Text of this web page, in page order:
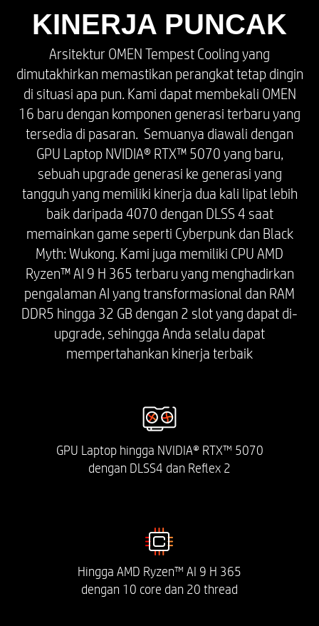
sama. Membutuhkan router nirkabel (dijual
terpisah) yang mendukung saluran 80 MHz dan
yang lebih tinggi.
Wi-Fi 6 (802.11ax) tidak didukung di Belarus
yang mengharuskan pengaturan Wi-Fi
dioptimalkan sesuai dengan persyaratan
peraturan setempat (802.11ac).
*Wi-Fi 6E membutuhkan router Wi-Fi 6E, yang
dijual terpisah, agar dapat berfungsi di
frekuensi 6 GHz. Ketersediaan titik akses
nirkabel publik terbatas. Wi-Fi 6E juga
kompatibel dengan spesifikasi 802.11
sebelumnya. Tersedia juga di negara-negara
yang mendukung 6 GHz.
*Wi-Fi 6E dirancang untuk mendukung
kecepatan data gigabit saat mentransfer file
antara dua perangkat yang terhubung ke router
yang sama. Memerlukan router nirkabel, dijual
terpisah.
*Operasi Bluetooth® 5.4 memerlukan dukungan
Microsoft OS/Chrome OS. Sebelum dukungan
Bluetooth® 5.4 akan berfungsi sebagai
Bluetooth® 5.3 atau lebih rendah.
MEDIA DIGITAL
Dual speaker disesuaikan oleh HyperX dengan
DTSX® Ultra dan dukungan HP Audio Boost 1.0
KINERJA PUNCAK
Arsitektur OMEN Tempest Cooling yang
dimutakhirkan memastikan perangkat tetap dingin
di situasi apa pun. Kami dapat membekali OMEN
16 baru dengan komponen generasi terbaru yang
tersedia di pasaran. Semuanya diawali dengan
GPU Laptop NVIDIA® RTX™ 5070 yang baru,
sebuah upgrade generasi ke generasi yang
tangguh yang memiliki kinerja dua kali lipat lebih
baik daripada 4070 dengan DLSS 4 saat
memainkan game seperti Cyberpunk dan Black
Myth: Wukong. Kami juga memiliki CPU AMD
Ryzen™ AI 9 H 365 terbaru yang menghadirkan
pengalaman AI yang transformasional dan RAM
DDR5 hingga 32 GB dengan 2 slot yang dapat di-
upgrade, sehingga Anda selalu dapat
mempertahankan kinerja terbaik
GPU Laptop hingga NVIDIA® RTX™ 5070
dengan DLSS4 dan Reflex 2
Hingga AMD Ryzen™ AI 9 H 365
dengan 10 core dan 20 thread